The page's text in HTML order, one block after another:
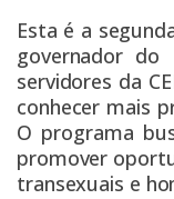
Esta é a
governador do
servidores da
conhecer mais
O programa
promover
transexuais e